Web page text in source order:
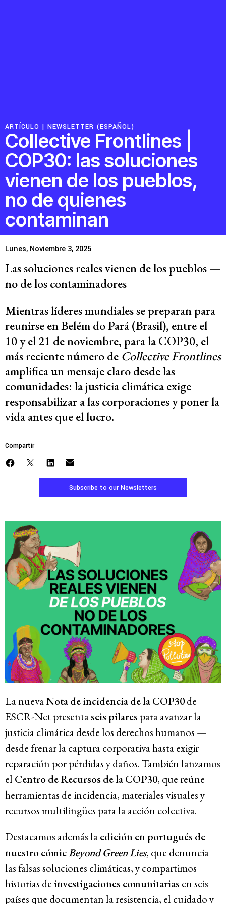
Sala de Prensa
Serie de cómics sobre captura corporativa
Contacto
Política de privacidad
ARTÍCULO | NEWSLETTER (ESPAÑOL)
Collective Frontlines |
COP30: las soluciones
vienen de los pueblos,
no de quienes
contaminan
Lunes, Noviembre 3, 2025
Las soluciones reales vienen de los pueblos —
no de los contaminadores
Mientras líderes mundiales se preparan para
reunirse enBelém do Pará (Brasil), entre el
10 y el 21 de noviembre, para laCOP30, el
más reciente número de Collective Frontlines
amplifica un mensaje claro desde las
comunidades: la justicia climática exige
responsabilizar a las corporaciones y poner la
vida antes que el lucro.
Compartir
Subscribe to our Newsletters
La nuevaNota de incidencia de la COP30de
ESCR-Net presentaseis pilares para avanzar la
justicia climática desde los derechos humanos —
desde frenar la captura corporativa hasta exigir
reparación por pérdidas y daños. También lanzamos
el Centro de Recursos de la COP30, que reúne
herramientas de incidencia, materiales visuales y
recursos multilingües para la acción colectiva.
Destacamos además laedición en portugués de
nuestro cómicBeyond Green Lies, que denuncia
las falsas soluciones climáticas, y compartimos
historias de investigaciones comunitarias en seis
países que documentan la resistencia, el cuidado y